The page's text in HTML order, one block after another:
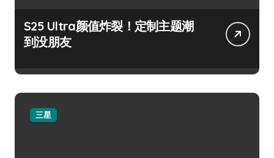
S25 Ultra颜值炸裂！定制主题潮
到没朋友
三星